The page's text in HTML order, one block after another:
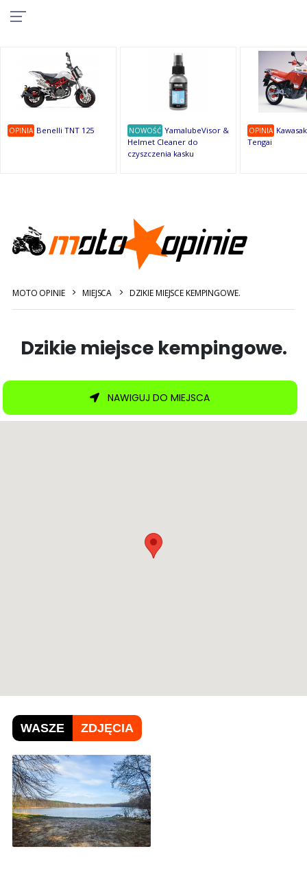
OSTATNIE
OPINIA Benelli TNT 125 NOWOŚĆ YamalubeVisor &
Helmet Cleaner do
czyszczenia kasku
OPINIA
Tengai
MOTO OPINIE MIEJSCA DZIKIE MIEJSCE KEMPINGOWE.
Dzikie miejsce kempingowe.
NAWIGUJ DO MIEJSCA
WASZE ZDJĘCIA